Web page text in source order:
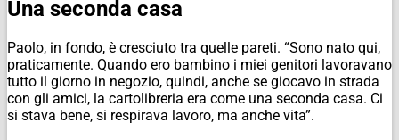
Una seconda casa
Paolo, in fondo, è cresciuto tra quelle pareti. “Sono nato qui,
praticamente. Quando ero bambino i miei genitori lavoravano
tutto il giorno in negozio, quindi, anche se giocavo in strada
con gli amici, la cartolibreria era come una seconda casa. Ci
si stava bene, si respirava lavoro, ma anche vita”.